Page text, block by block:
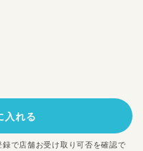
入れる
で店舗お受け取り可否を確認で